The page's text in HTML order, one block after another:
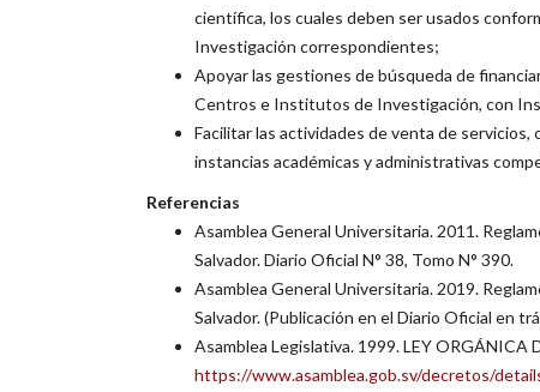
científica, los cuales deben ser usados
Investigación correspondientes;
Apoyar las gestiones de búsqueda de
Centros e Institutos de Investigación, con
Facilitar las actividades de venta de
instancias académicas y administrativas
Referencias
Asamblea General Universitaria. 2011.
Salvador. Diario Oficial N° 38, Tomo N° 390.
Asamblea General Universitaria. 2019.
Salvador. (Publicación en el Diario Oficial en
Asamblea Legislativa. 1999. LEY ORGÁNICA
https://www.asamblea.gob.sv/decretos/